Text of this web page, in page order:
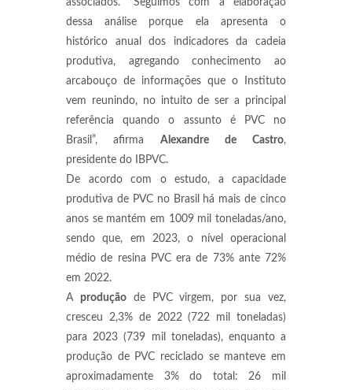
associados. “Seguimos com a elaboração
dessa análise porque ela apresenta o
histórico anual dos indicadores da cadeia
produtiva, agregando conhecimento ao
arcabouço de informações que o Instituto
vem reunindo, no intuito de ser a principal
referência quando o assunto é PVC no
Brasil”, afirma Alexandre de Castro,
presidente do IBPVC.
De acordo com o estudo, a capacidade
produtiva de PVC no Brasil há mais de cinco
anos se mantém em 1009 mil toneladas/ano,
sendo que, em 2023, o nível operacional
médio de resina PVC era de 73% ante 72%
em 2022.
A produçãode PVC virgem, por sua vez,
cresceu 2,3% de 2022 (722 mil toneladas)
para 2023 (739 mil toneladas), enquanto a
produção de PVC reciclado se manteve em
aproximadamente 3% do total: 26 mil